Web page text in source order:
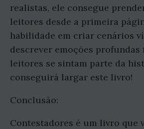
realistas, ele consegue
leitores desde a primeira
habilidade em criar cenários
descrever emoções profundas
leitores se sintam parte da
conseguirá largar este livro!
Conclusão:
Contestadores é um livro que